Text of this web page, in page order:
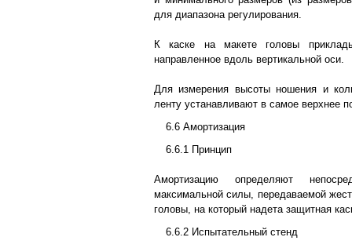
для диапазона регулирования.
К каске на макете головы
направленное вдоль вертикальной оси.
Для измерения высоты ношения и
ленту устанавливают в самое верхнее
6.6 Амортизация
6.6.1 Принцип
Амортизацию определяют
максимальной силы, передаваемой
головы, на который надета защитная
6.6.2 Испытательный стенд